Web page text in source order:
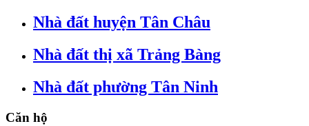
Nhà đất huyện Tân Châu
Nhà đất thị xã Trảng Bàng
Nhà đất phường Tân Ninh
Căn hộ